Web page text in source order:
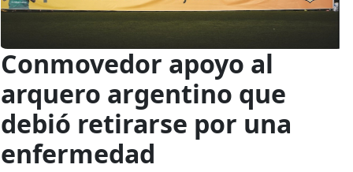
Conmovedor apoyo al
arquero argentino que
debió retirarse por una
enfermedad